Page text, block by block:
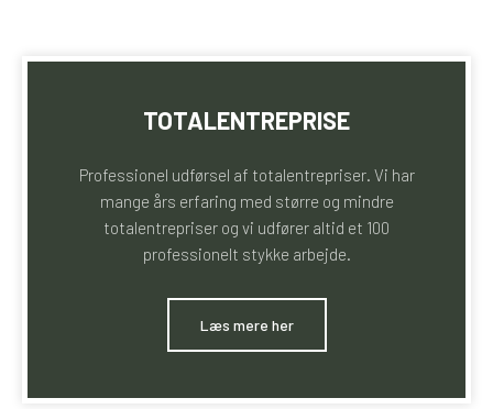
TOTALENTREPRISE
Professionel udførsel af totalentrepriser. Vi har
mange års erfaring med større og mindre
totalentrepriser og vi udfører altid et 100
professionelt stykke arbejde.
​Læs mere her